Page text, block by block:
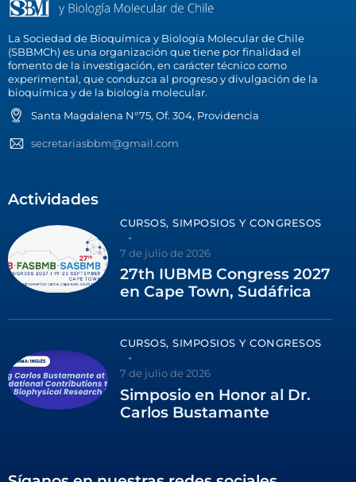
La Sociedad de Bioquímica y Biología Molecular de Chile
(SBBMCh) es una organización que tiene por finalidad el
fomento de la investigación, en carácter técnico como
experimental, que conduzca al progreso y divulgación de la
bioquímica y de la biología molecular.
Santa Magdalena N°75, Of. 304, Providencia
secretariasbbm@gmail.com
Actividades
CURSOS, SIMPOSIOS Y CONGRESOS
7 de julio de 2026
27th IUBMB Congress 2027
en Cape Town, Sudáfrica
CURSOS, SIMPOSIOS Y CONGRESOS
7 de julio de 2026
Simposio en Honor al Dr.
Carlos Bustamante